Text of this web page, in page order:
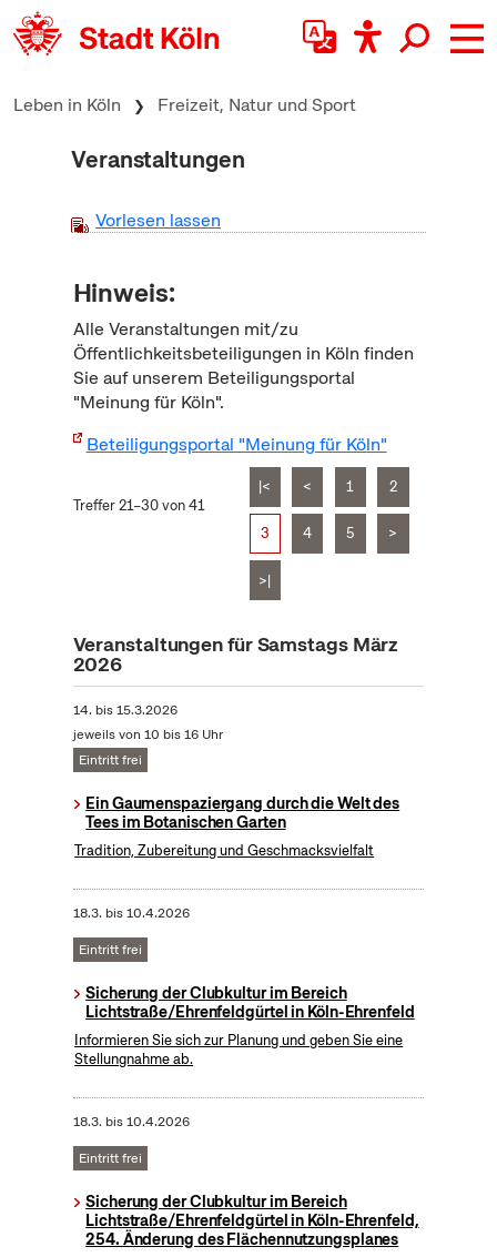
zum Inhalt springen
Leben in Köln Freizeit, Natur und Sport
Veranstaltungen
Vorlesen lassen
Hinweis:
Alle Veranstaltungen mit/zu
Öffentlichkeitsbeteiligungen in Köln finden
Sie auf unserem Beteiligungsportal
"Meinung für Köln".
Beteiligungsportal "Meinung für Köln"
Treffer 21–30 von 41
|< < 1 2
3 4 5 >
>|
Veranstaltungen für Samstags März
2026
14. bis15.3.2026
jeweils von 10 bis 16 Uhr
Eintritt frei
Ein Gaumenspaziergang durch die Welt des
Tees im Botanischen Garten
Tradition, Zubereitung und Geschmacksvielfalt
18.3. bis10.4.2026
Eintritt frei
Sicherung der Clubkultur im Bereich
Lichtstraße/Ehrenfeldgürtel in Köln-Ehrenfeld
Informieren Sie sich zur Planung und geben Sie eine
Stellungnahme ab.
18.3. bis10.4.2026
Eintritt frei
Sicherung der Clubkultur im Bereich
Lichtstraße/Ehrenfeldgürtel in Köln-Ehrenfeld,
254. Änderung des Flächennutzungsplanes